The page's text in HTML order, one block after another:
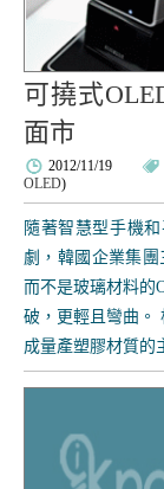
可撓式
面市
2012/11/19
OLED)
隨著智慧型手機
劇，韓國企業集
而不是玻璃材料的
破，更輕且彎曲。
成量產塑膠材質的